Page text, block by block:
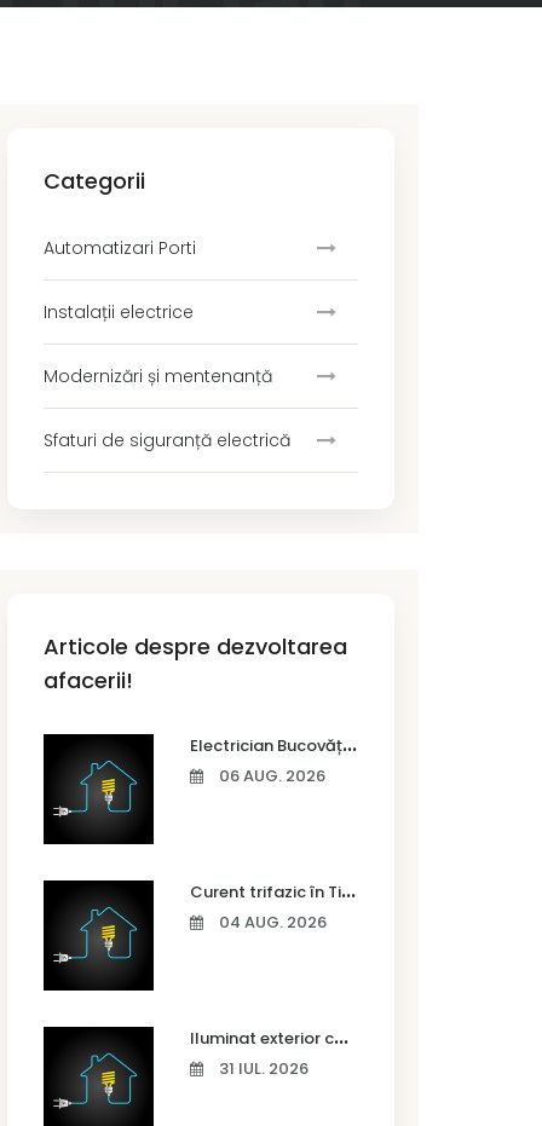
Categorii
Automatizari Porti
Instalații electrice
Modernizări și mentenanță
Sfaturi de siguranță electrică
Articole despre dezvoltarea
afacerii!
E
lectrician Bucovăț – instalații electrice complete pentru case noi
06 AUG. 2026
C
urent trifazic în Timișoara – când ai nevoie și cum îl alegi
04 AUG. 2026
I
luminat exterior casă Timișoara – idei pentru siguranță și confort
31 IUL. 2026